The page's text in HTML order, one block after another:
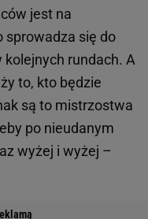
jest na
sprowadza się do
rundach. A
to, kto będzie
są to mistrzostwa
po nieudanym
wyżej i wyżej –